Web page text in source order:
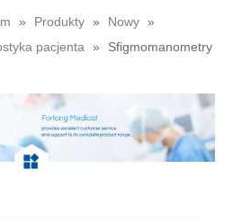
» Produkty » Nowy »
pacjenta
»
Sfigmomanometry